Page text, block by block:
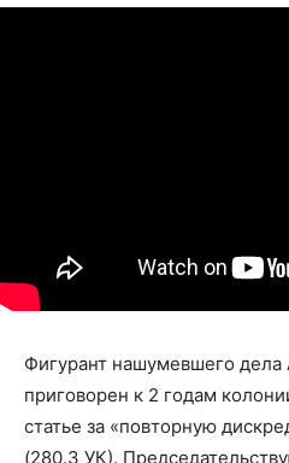
Фигурант нашумевшего
приговорен к 2 годам
статье за «повторную
(280.3 УК).